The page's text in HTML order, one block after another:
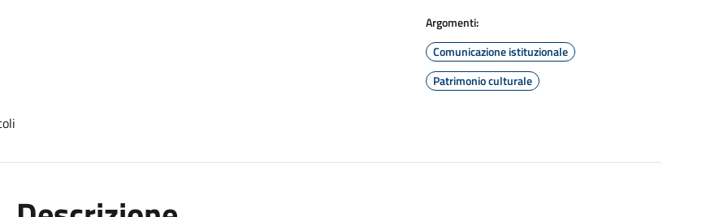
Argomenti:
Comunicazione istituzionale
Patrimonio culturale